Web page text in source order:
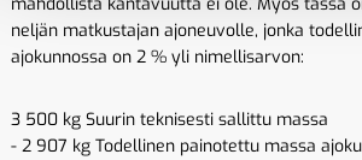
neljän matkustajan ajoneuvolle, jonka
ajokunnossa on 2 % yli nimellisarvon:
3 500 kg Suurin teknisesti sallittu massa
- 2 907 kg Todellinen painotettu massa